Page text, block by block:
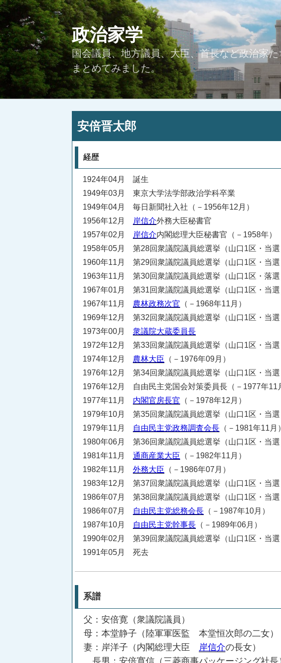
コ
テ
ン
ツ
へ
ス
キ
ッ
政治家学
国会議員、地方議員、大臣、首長など政治家
まとめてみました。
日:安倍晋太郎
経歴
1924年04月 誕生
1949年03月 東京大学法学部政治学科卒業
1949年04月 毎日新聞社入社（－1956年12月）
1956年12月
岸信介外務大臣秘書官
1957年02月
岸信介内閣総理大臣秘書官（－1958年）
1958年05月 第28回衆議院議員総選挙（山口1区・当選
1960年11月 第29回衆議院議員総選挙（山口1区・当選
1963年11月 第30回衆議院議員総選挙（山口1区・落選
1967年01月 第31回衆議院議員総選挙（山口1区・当選
1967年11月 農林政務次官 （－1968年11月）
1969年12月 第32回衆議院議員総選挙（山口1区・当選
1973年00月 衆議院大蔵委員長
1972年12月 第33回衆議院議員総選挙（山口1区・当選
1974年12月 農林大臣 （－1976年09月）
1976年12月 第34回衆議院議員総選挙（山口1区・当選
1976年12月 自由民主党国会対策委員長（－1977年11
1977年11月 内閣官房長官 （－1978年12月）
1979年10月 第35回衆議院議員総選挙（山口1区・当選
1979年11月
自由民主党政務調査会長 （－1981年11月）
1980年06月 第36回衆議院議員総選挙（山口1区・当選
1981年11月 通商産業大臣 （－1982年11月）
1982年11月 外務大臣 （－1986年07月）
1983年12月 第37回衆議院議員総選挙（山口1区・当選
1986年07月 第38回衆議院議員総選挙（山口1区・当選
1986年07月
自由民主党総務会長 （－1987年10月）
1987年10月
自由民主党幹事長 （－1989年06月）
1990年02月 第39回衆議院議員総選挙（山口1区・当選
1991年05月 死去
系譜
父：安倍寛（衆議院議員）
母：本堂静子（陸軍軍医監 本堂恒次郎の二女）
妻：岸洋子（内閣総理大臣 岸信介の長女）
長男：安倍寛信（三菱商事パッケージング社長